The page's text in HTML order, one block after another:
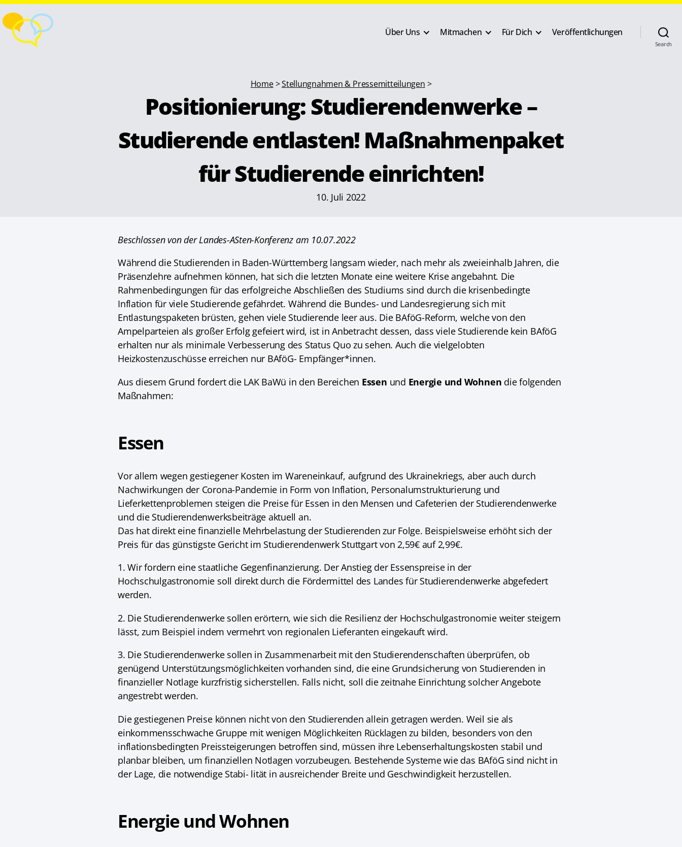
Über Uns Mitmachen Für Dich Veröffentlichungen
Search
Home>Stellungnahmen & Pressemitteilungen >
Positionierung: Studierendenwerke –
Studierende entlasten! Maßnahmenpaket
für Studierende einrichten!
10. Juli 2022
Beschlossen von der Landes-ASten-Konferenz am 10.07.2022
Während die Studierenden in Baden-Württemberg langsam wieder, nach mehr als zweieinhalb Jahren, die
Präsenzlehre aufnehmen können, hat sich die letzten Monate eine weitere Krise angebahnt. Die
Rahmenbedingungen für das erfolgreiche Abschließen des Studiums sind durch die krisenbedingte
Inflation für viele Studierende gefährdet. Während die Bundes- und Landesregierung sich mit
Entlastungspaketen brüsten, gehen viele Studierende leer aus. Die BAföG-Reform, welche von den
Ampelparteien als großer Erfolg gefeiert wird, ist in Anbetracht dessen, dass viele Studierende kein BAföG
erhalten nur als minimale Verbesserung des Status Quo zu sehen. Auch die vielgelobten
Heizkostenzuschüsse erreichen nur BAföG- Empfänger*innen.
Aus diesem Grund fordert die LAK BaWü in den Bereichen Essen und Energie und Wohnen die folgenden
Maßnahmen:
Essen
Vor allem wegen gestiegener Kosten im Wareneinkauf, aufgrund des Ukrainekriegs, aber auch durch
Nachwirkungen der Corona-Pandemie in Form von Inflation, Personalumstrukturierung und
Lieferkettenproblemen steigen die Preise für Essen in den Mensen und Cafeterien der Studierendenwerke
und die Studierendenwerksbeiträge aktuell an.
Das hat direkt eine finanzielle Mehrbelastung der Studierenden zur Folge. Beispielsweise erhöht sich der
Preis für das günstigste Gericht im Studierendenwerk Stuttgart von 2,59€ auf 2,99€.
1. Wir fordern eine staatliche Gegenfinanzierung. Der Anstieg der Essenspreise in der
Hochschulgastronomie soll direkt durch die Fördermittel des Landes für Studierendenwerke abgefedert
werden.
2. Die Studierendenwerke sollen erörtern, wie sich die Resilienz der Hochschulgastronomie weiter steigern
lässt, zum Beispiel indem vermehrt von regionalen Lieferanten eingekauft wird.
3. Die Studierendenwerke sollen in Zusammenarbeit mit den Studierendenschaften überprüfen, ob
genügend Unterstützungsmöglichkeiten vorhanden sind, die eine Grundsicherung von Studierenden in
finanzieller Notlage kurzfristig sicherstellen. Falls nicht, soll die zeitnahe Einrichtung solcher Angebote
angestrebt werden.
Die gestiegenen Preise können nicht von den Studierenden allein getragen werden. Weil sie als
einkommensschwache Gruppe mit wenigen Möglichkeiten Rücklagen zu bilden, besonders von den
inflationsbedingten Preissteigerungen betroffen sind, müssen ihre Lebenserhaltungskosten stabil und
planbar bleiben, um finanziellen Notlagen vorzubeugen. Bestehende Systeme wie das BAföG sind nicht in
der Lage, die notwendige Stabi- lität in ausreichender Breite und Geschwindigkeit herzustellen.
Energie und Wohnen